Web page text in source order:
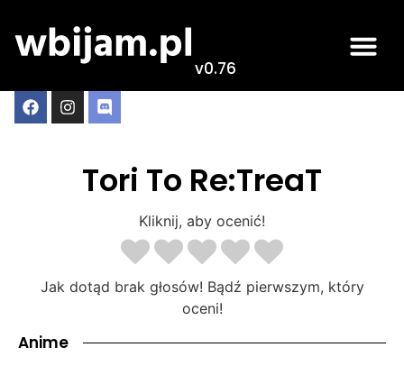
v0.76
Tori To Re:TreaT
Kliknij, aby ocenić!
Jak dotąd brak głosów! Bądź pierwszym, który
oceni!
Anime